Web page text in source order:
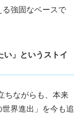
る強固なベースで
い」というストイ
ちながらも、本来
界進出」を今も追